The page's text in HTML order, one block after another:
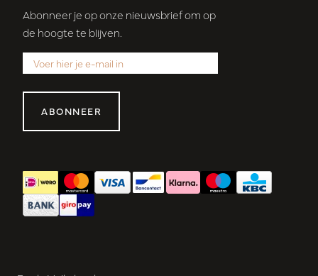
Abonneer je op onze nieuwsbrief om op
de hoogte te blijven.
ABONNEER